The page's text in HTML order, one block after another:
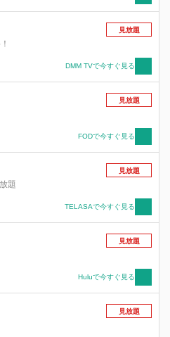
して狂う時。人と鬼、長きに渡り時
を振るう意味を問い続けながら百七
方もない時間を旅する鬼人の物語を
見放題
DMM TVで今すぐ見る
見放題
FODで今すぐ見る
題
見放題
TELASAで今すぐ見る
見放題
Huluで今すぐ見る
見放題